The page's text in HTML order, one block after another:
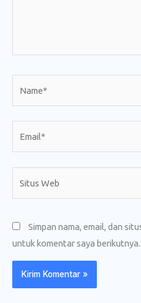
Simpan nama, email, dan
untuk komentar saya berikutnya.